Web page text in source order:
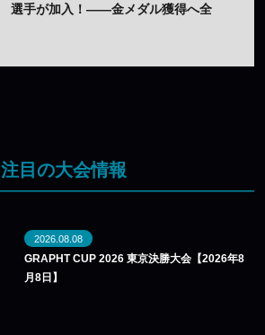
選手が加入！——金メダル獲得へ全
注目の大会情報
2026.08.08
GRAPHT CUP 2026 東京決勝大会【2026年8
月8日】